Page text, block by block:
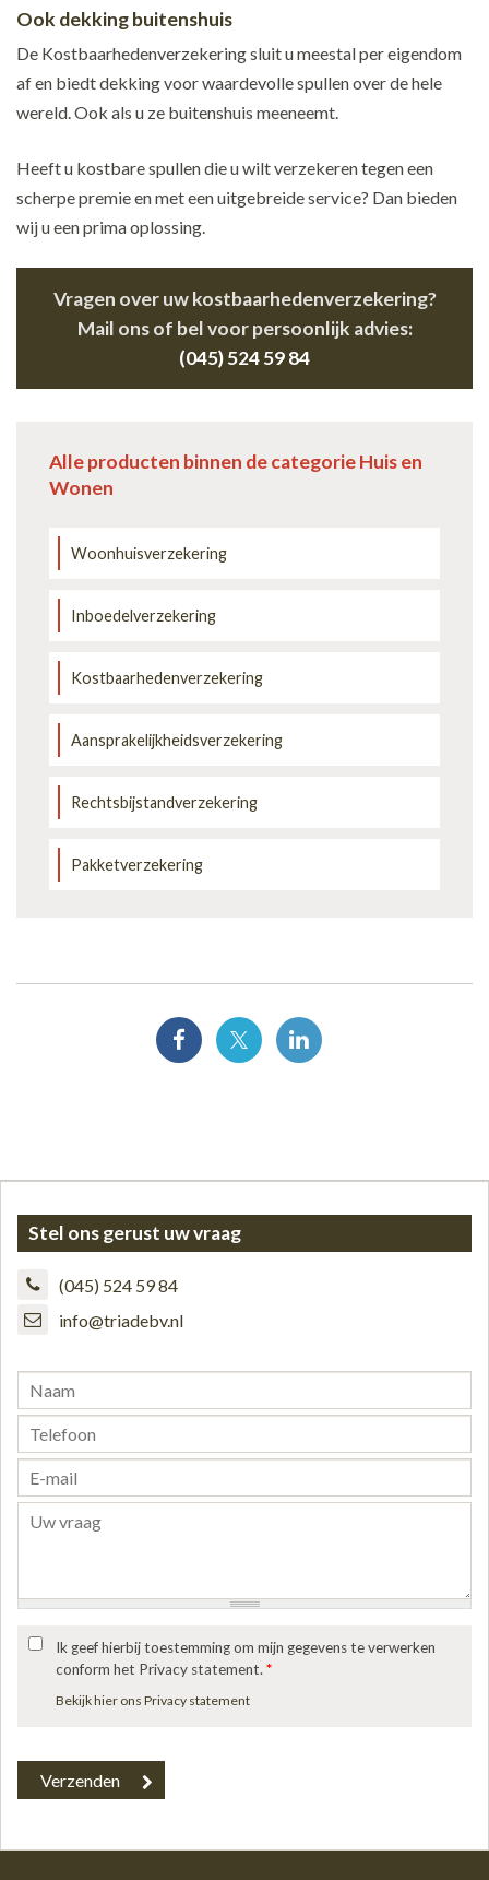
Ook dekking buitenshuis
De Kostbaarhedenverzekering sluit u meestal per eigendom
af en biedt dekking voor waardevolle spullen over de hele
wereld. Ook als u ze buitenshuis meeneemt.
Heeft u kostbare spullen die u wilt verzekeren tegen een
scherpe premie en met een uitgebreide service? Dan bieden
wij u een prima oplossing.
Vragen over uw kostbaarhedenverzekering?
Mail ons of bel voor persoonlijk advies:
(045) 524 59 84
Alle producten binnen de categorie Huis en
Wonen
Woonhuisverzekering
Inboedelverzekering
Kostbaarhedenverzekering
Aansprakelijkheidsverzekering
Rechtsbijstandverzekering
Pakketverzekering
Stel ons gerust uw vraag
(045) 524 59 84
info@triadebv.nl
Ik geef hierbij toestemming om mijn gegevens te verwerken
conform het Privacy statement. *
Bekijk hier ons Privacy statement